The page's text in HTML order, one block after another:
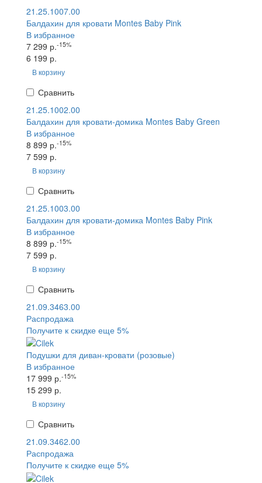
21.25.1007.00
Балдахин для кровати Montes Baby Pink
В избранное
7 299 р.-15%
6 199 р.
В корзину
Сравнить
21.25.1002.00
Балдахин для кровати-домика Montes Baby Green
В избранное
8 899 р.-15%
7 599 р.
В корзину
Сравнить
21.25.1003.00
Балдахин для кровати-домика Montes Baby Pink
В избранное
8 899 р.-15%
7 599 р.
В корзину
Сравнить
21.09.3463.00
Распродажа
Получите к скидке еще 5%
Подушки для диван-кровати (розовые)
В избранное
17 999 р.-15%
15 299 р.
В корзину
Сравнить
21.09.3462.00
Распродажа
Получите к скидке еще 5%